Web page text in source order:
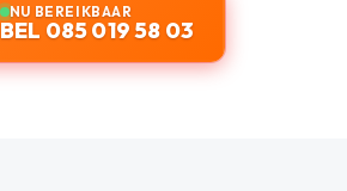
NU BEREIKBAAR
BEL 085 019 58 03